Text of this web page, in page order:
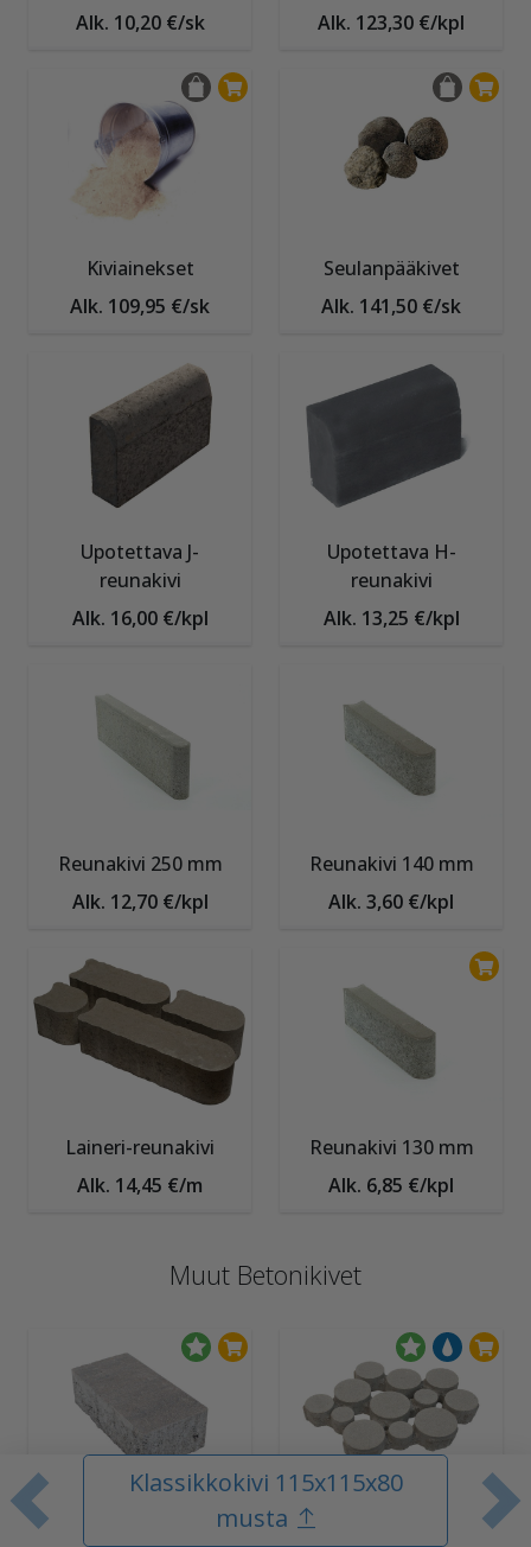
Edellinen tuote
Klassikkokivi 115x115x80
musta
Alk. 10,20 €/sk
Alk. 123,30 €/kpl
Kiviainekset
Alk. 109,95 €/sk
Seulanpääkivet
Alk. 141,50 €/sk
Upotettava J-
reunakivi
Alk. 16,00 €/kpl
Upotettava H-
reunakivi
Alk. 13,25 €/kpl
Reunakivi 250 mm
Alk. 12,70 €/kpl
Reunakivi 140 mm
Alk. 3,60 €/kpl
Laineri-reunakivi
Alk. 14,45 €/m
Reunakivi 130 mm
Alk. 6,85 €/kpl
Muut Betonikivet